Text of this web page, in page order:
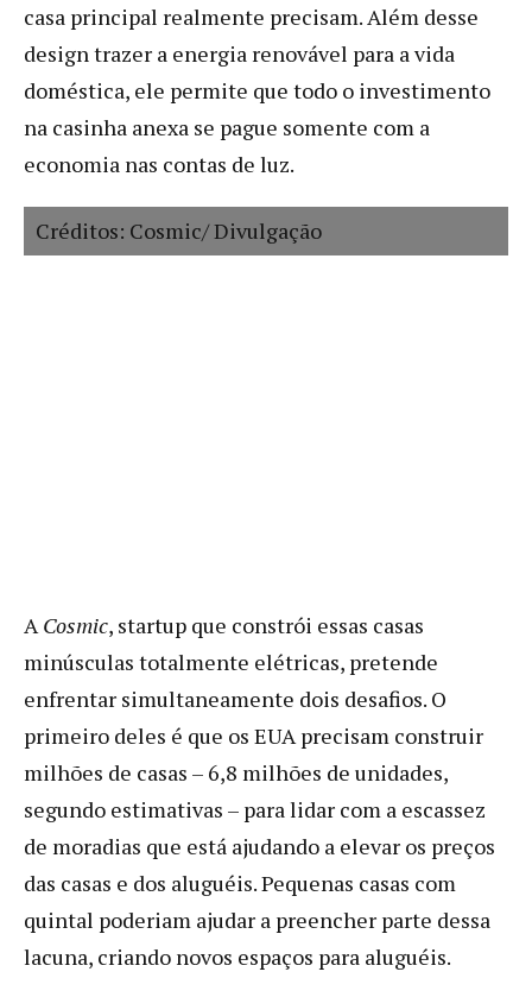
casa principal realmente precisam. Além desse
design trazer a energia renovável para a vida
doméstica, ele permite que todo o investimento
na casinha anexa se pague somente com a
economia nas contas de luz.
Créditos: Cosmic/ Divulgação
ACosmic, startup que constrói essas casas
minúsculas totalmente elétricas, pretende
enfrentar simultaneamente dois desafios. O
primeiro deles é que os EUA precisam construir
milhões de casas – 6,8 milhões de unidades,
segundo estimativas – para lidar com a escassez
de moradias que está ajudando a elevar os preços
das casas e dos aluguéis. Pequenas casas com
quintal poderiam ajudar a preencher parte dessa
lacuna, criando novos espaços para aluguéis.